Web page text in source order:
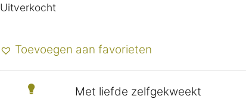
Uitverkocht
Toevoegen aan favorieten
Met liefde zelfgekweekt